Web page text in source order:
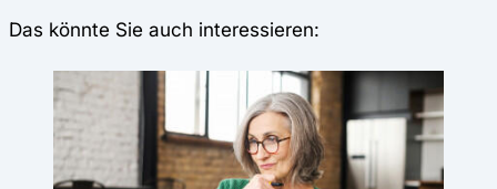
Das könnte Sie auch interessieren: